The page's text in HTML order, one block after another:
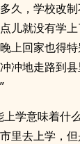
久，学校改
儿就没有学
上回家也得
冲地走路到
上学意味着什
里去上学，